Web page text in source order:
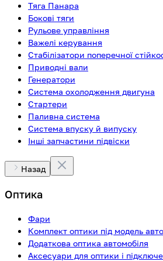
Тяга Панара
Бокові тяги
Рульове управління
Важелі керування
Стабілізатори поперечної
Приводні вали
Генератори
Система охолодження двигуна
Стартери
Паливна система
Система впуску й випуску
Інші запчастини підвіски
Назад
Оптика
Фари
Комплект оптики під модель авто
Додаткова оптика автомобіля
Аксесуари для оптики і